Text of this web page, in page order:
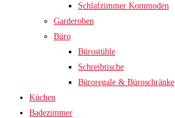
Schlafzimmer Kommoden
Garderoben
Büro
Bürostühle
Schreibtische
Büroregale & Büroschränke
Küchen
Badezimmer